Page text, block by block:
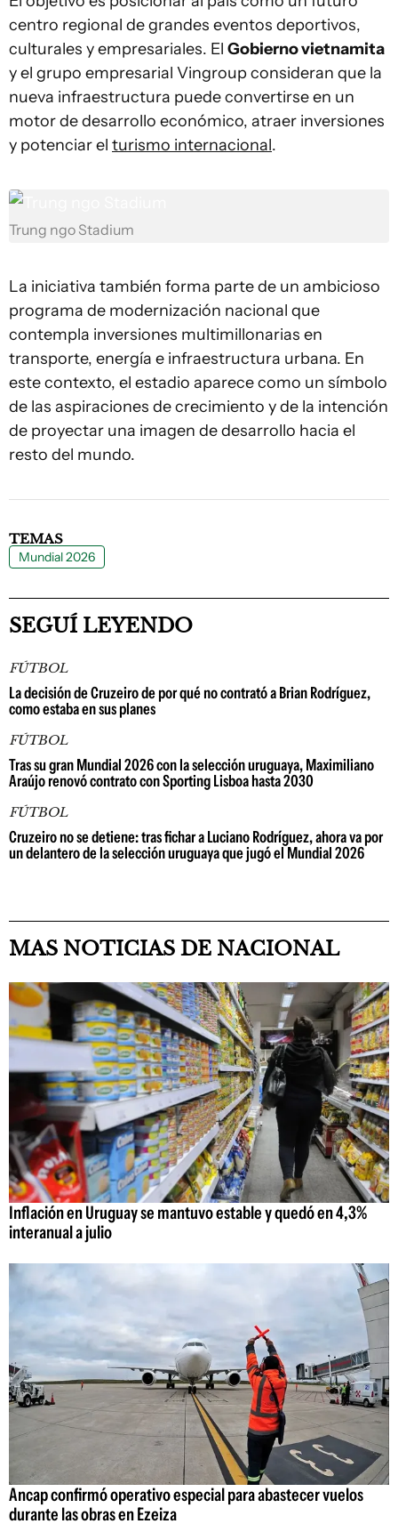
centro regional de grandes eventos deportivos,
culturales y empresariales. El Gobierno vietnamita
y el grupo empresarial Vingroup consideran que la
nueva infraestructura puede convertirse en un
motor de desarrollo económico, atraer inversiones
y potenciar el turismo internacional.
Trung ngo Stadium
La iniciativa también forma parte de un ambicioso
programa de modernización nacional que
contempla inversiones multimillonarias en
transporte, energía e infraestructura urbana. En
este contexto, el estadio aparece como un símbolo
de las aspiraciones de crecimiento y de la intención
de proyectar una imagen de desarrollo hacia el
resto del mundo.
TEMAS
Mundial 2026
SEGUÍ LEYENDO
FÚTBOL
La decisión de Cruzeiro de por qué no contrató a Brian Rodríguez,
como estaba en sus planes
FÚTBOL
Tras su gran Mundial 2026 con la selección uruguaya, Maximiliano
Araújo renovó contrato con Sporting Lisboa hasta 2030
FÚTBOL
Cruzeiro no se detiene: tras fichar a Luciano Rodríguez, ahora va por
un delantero de la selección uruguaya que jugó el Mundial 2026
MAS NOTICIAS DE NACIONAL
Inflación en Uruguay se mantuvo estable y quedó en 4,3%
interanual a julio
Ancap confirmó operativo especial para abastecer vuelos
durante las obras en Ezeiza